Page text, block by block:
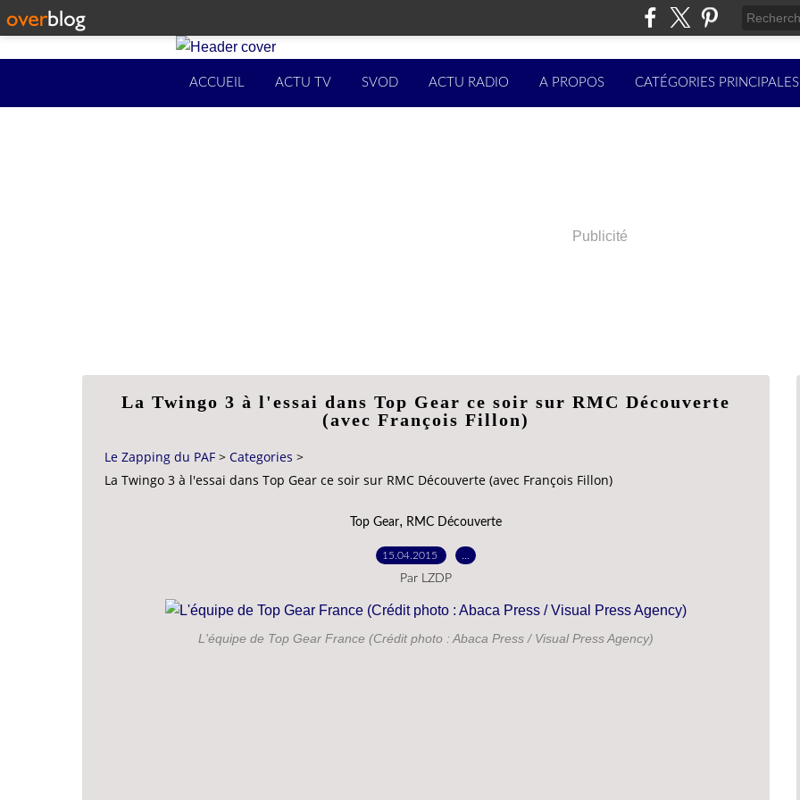
ACCUEIL ACTU TV SVOD ACTU RADIO A PROPOS CATÉGORIES PRINCIPALES
Publicité
La Twingo 3 à l'essai dans Top Gear ce soir sur RMC Découverte
(avec François Fillon)
Le Zapping du PAF > Categories >
La Twingo 3 à l'essai dans Top Gear ce soir sur RMC Découverte (avec François Fillon)
Top Gear, RMC Découverte
15.04.2015
Par LZDP
L'équipe de Top Gear France (Crédit photo : Abaca Press / Visual Press Agency)